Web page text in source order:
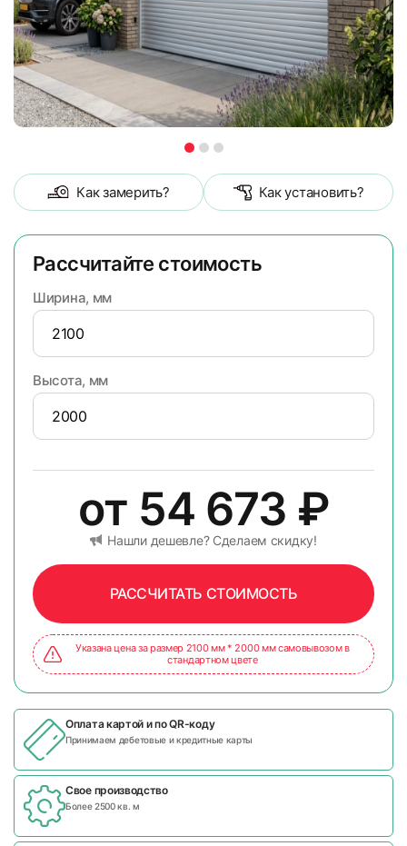
Как замерить? Как установить?
Рассчитайте стоимость
Ширина, мм
Высота, мм
от 54 673 ₽
Нашли дешевле? Сделаем скидку!
РАССЧИТАТЬ СТОИМОСТЬ
Указана цена за размер 2100 мм * 2000 мм самовывозом в
стандартном цвете
Оплата картой и поQR-коду
Принимаем дебетовые и кредитные карты
Свое производство
Более 2500 кв. м